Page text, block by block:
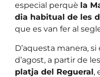
especial perquè la
dia habitual de les
que es van fer al
D’aquesta manera,
d’agost, a partir de les
platja del Regueral,